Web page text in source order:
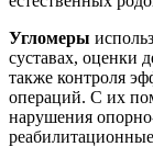
Угломеры
суставах, оценки
также контроля
операций. С их
нарушения